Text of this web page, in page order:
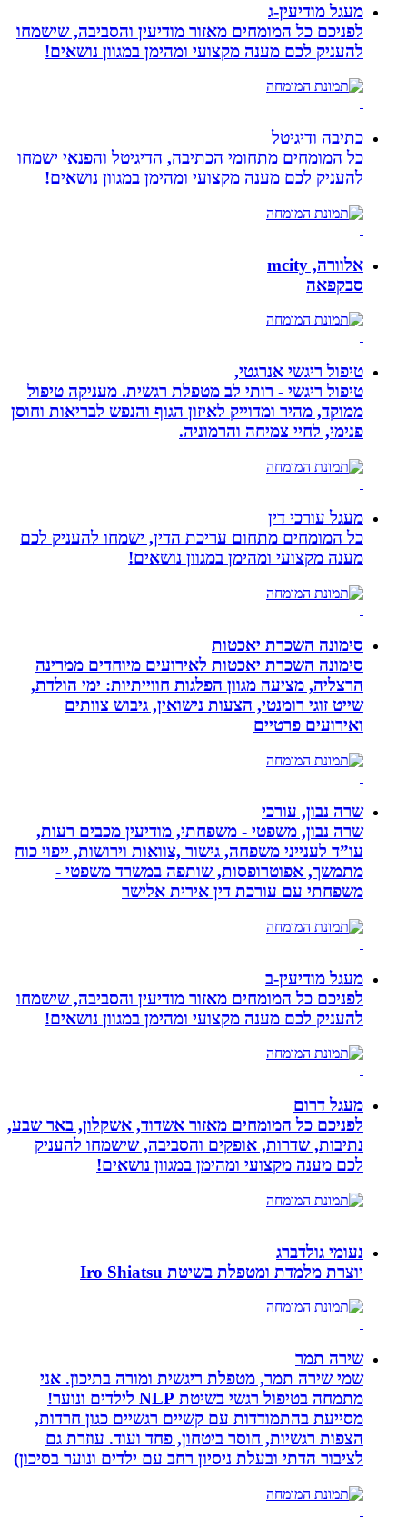
מעגל מודיעין-ג
לפניכם כל המומחים מאזור מודיעין והסביבה, שישמחו
להעניק לכם מענה מקצועי ומהימן במגוון נושאים!
כתיבה ודיגיטל
כל המומחים מתחומי הכתיבה, הדיגיטל והפנאי ישמחו
להעניק לכם מענה מקצועי ומהימן במגוון נושאים!
אלוורה, mcity
סבקפאה
טיפול ריגשי אנרגטי,
טיפול ריגשי - רותי לב מטפלת רגשית. מעניקה טיפול
ממוקד, מהיר ומדוייק לאיזון הגוף והנפש לבריאות וחוסן
פנימי, לחיי צמיחה והרמוניה.
מעגל עורכי דין
כל המומחים מתחום עריכת הדין, ישמחו להעניק לכם
מענה מקצועי ומהימן במגוון נושאים!
סימונה השכרת יאכטות
סימונה השכרת יאכטות לאירועים מיוחדים ממרינה
הרצליה, מציעה מגוון הפלגות חווייתיות: ימי הולדת,
שייט זוגי רומנטי, הצעות נישואין, גיבוש צוותים
ואירועים פרטיים
שרה נבון, עורכי
שרה נבון, משפטי - משפחתי, מודיעין מכבים רעות,
עו”ד לענייני משפחה, גישור ,צוואות וירושות, ייפוי כוח
מתמשך, אפוטרופסות, שותפה במשרד משפטי -
משפחתי עם עורכת דין אירית אלישר
מעגל מודיעין-ב
לפניכם כל המומחים מאזור מודיעין והסביבה, שישמחו
להעניק לכם מענה מקצועי ומהימן במגוון נושאים!
מעגל דרום
לפניכם כל המומחים מאזור אשדוד, אשקלון, באר שבע,
נתיבות, שדרות, אופקים והסביבה, שישמחו להעניק
לכם מענה מקצועי ומהימן במגוון נושאים!
נעומי גולדברג
יוצרת מלמדת ומטפלת בשיטת Iro Shiatsu
שירה תמר
שמי שירה תמר, מטפלת ריגשית ומורה בתיכון. אני
מתמחה בטיפול רגשי בשיטת NLP לילדים ונוער!
מסייעת בהתמודדות עם קשיים רגשיים כגון חרדות,
הצפות רגשיות, חוסר ביטחון, פחד ועוד. עוזרת גם
לציבור הדתי ובעלת ניסיון רחב עם ילדים ונוער בסיכון)